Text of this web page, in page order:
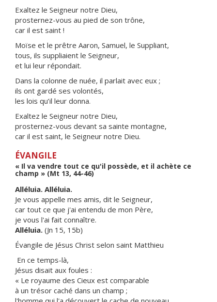
Exaltez le Seigneur notre Dieu,
prosternez-vous au pied de son trône,
car il est saint !
Moïse et le prêtre Aaron, Samuel, le Suppliant,
tous, ils suppliaient le Seigneur,
et lui leur répondait.
Dans la colonne de nuée, il parlait avec eux ;
ils ont gardé ses volontés,
les lois qu’il leur donna.
Exaltez le Seigneur notre Dieu,
prosternez-vous devant sa sainte montagne,
car il est saint, le Seigneur notre Dieu.
ÉVANGILE
« Il va vendre tout ce qu'il possède, et il achète ce
champ » (Mt 13, 44-46)
Alléluia. Alléluia.
Je vous appelle mes amis, dit le Seigneur,
car tout ce que j'ai entendu de mon Père,
je vous l'ai fait connaître.
Alléluia. (Jn 15, 15b)
Évangile de Jésus Christ selon saint Matthieu
En ce temps-là,
Jésus disait aux foules :
« Le royaume des Cieux est comparable
à un trésor caché dans un champ ;